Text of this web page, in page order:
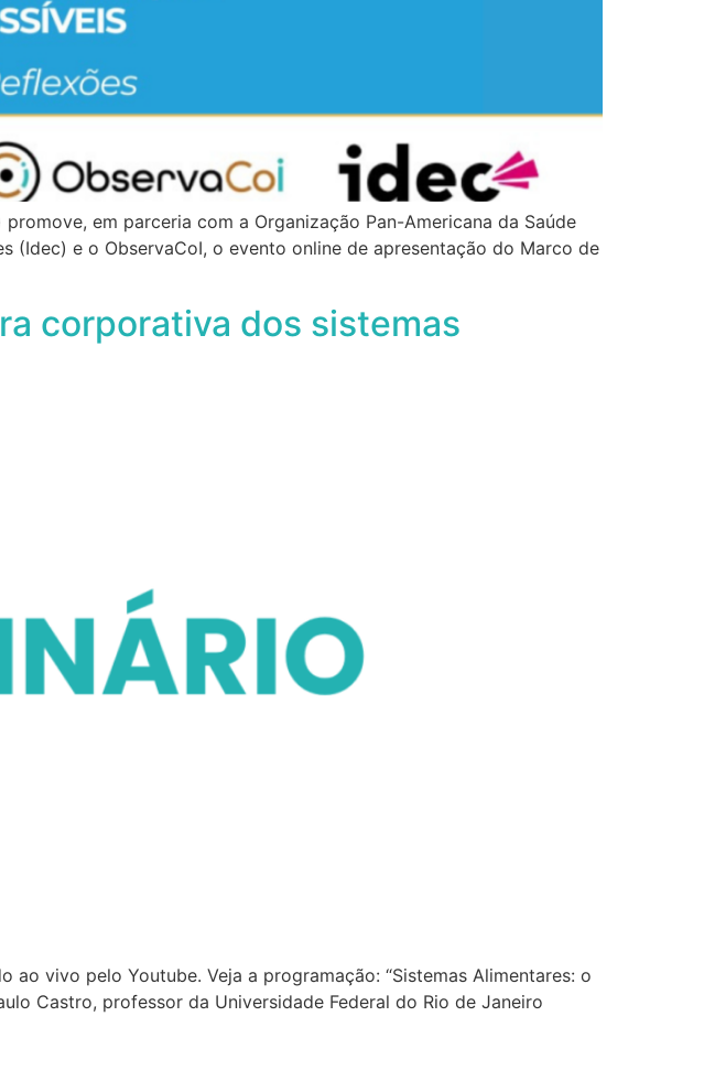
em parceria com a Organização Pan-Americana da Saúde
(Idec) e o ObservaCoI, o evento online de apresentação do Marco de
corporativa dos sistemas
ao vivo pelo Youtube. Veja a programação: “Sistemas Alimentares: o
Castro, professor da Universidade Federal do Rio de Janeiro